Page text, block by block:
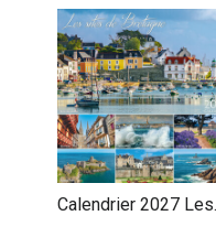
Calendrier 2027 Les